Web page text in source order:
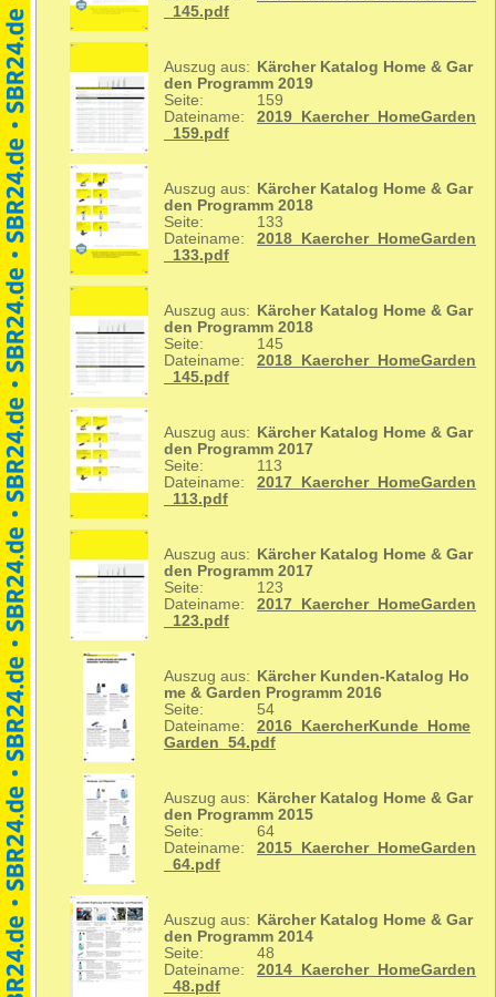
_145.pdf
Auszug aus:
Kärcher Katalog Home & Gar
den Programm 2019
Seite:
159
Dateiname:
2019_Kaercher_HomeGarden
_159.pdf
Auszug aus:
Kärcher Katalog Home & Gar
den Programm 2018
Seite:
133
Dateiname:
2018_Kaercher_HomeGarden
_133.pdf
Auszug aus:
Kärcher Katalog Home & Gar
den Programm 2018
Seite:
145
Dateiname:
2018_Kaercher_HomeGarden
_145.pdf
Auszug aus:
Kärcher Katalog Home & Gar
den Programm 2017
Seite:
113
Dateiname:
2017_Kaercher_HomeGarden
_113.pdf
Auszug aus:
Kärcher Katalog Home & Gar
den Programm 2017
Seite:
123
Dateiname:
2017_Kaercher_HomeGarden
_123.pdf
Auszug aus:
Kärcher Kunden-Katalog Ho
me & Garden Programm 2016
Seite:
54
Dateiname:
2016_KaercherKunde_Home
Garden_54.pdf
Auszug aus:
Kärcher Katalog Home & Gar
den Programm 2015
Seite:
64
Dateiname:
2015_Kaercher_HomeGarden
_64.pdf
Auszug aus:
Kärcher Katalog Home & Gar
den Programm 2014
Seite:
48
Dateiname:
2014_Kaercher_HomeGarden
_48.pdf